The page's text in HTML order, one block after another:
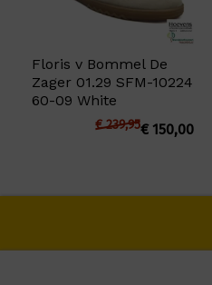
Floris v Bommel De
Zager 01.29 SFM-10224
60-09 White
€150,00
€239,95